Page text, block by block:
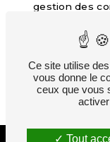
gestion des
vous inscrire
démarchage
pour plus
Ce site utilise
vous donne le
ceux que vous
activer
Tout